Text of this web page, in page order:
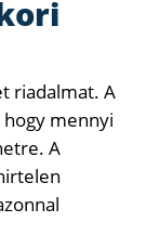
riadalmat. A
mennyi
A